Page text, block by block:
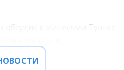
обсудил с жителями Туапсе